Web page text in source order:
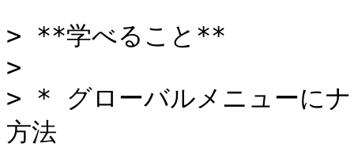
> **学べること**
>
> * グローバルメニューにナ
方法